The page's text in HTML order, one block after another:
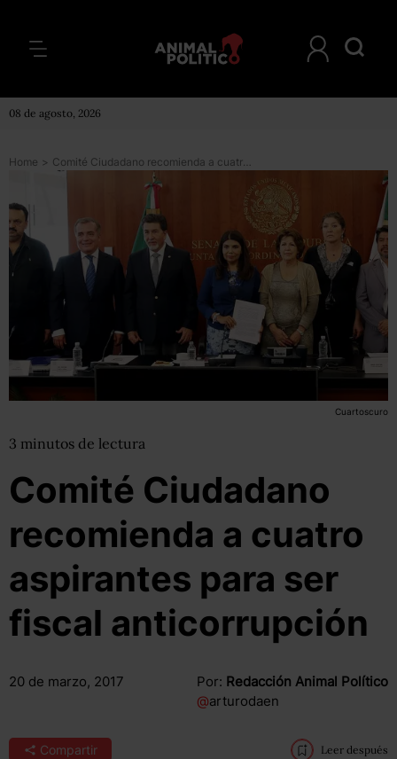
08 de agosto, 2026
Home > Comité Ciudadano recomienda a cuatro aspirantes para ser fiscal anticorrupción
Cuartoscuro
3 minutos de lectura
Comité Ciudadano
recomienda a cuatro
aspirantes para ser
fiscal anticorrupción
20 de marzo, 2017 Por: Redacción Animal Político
@arturodaen
Compartir Leer después